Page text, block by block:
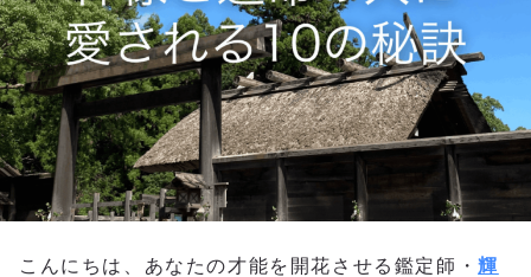
こんにちは、あなたの才能を開花させる鑑定師・輝